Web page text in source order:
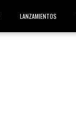
LANZAMIENTOS